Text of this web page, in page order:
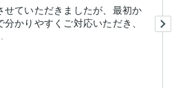
ていただきましたが、最初か
かりやすくご対応いただき、